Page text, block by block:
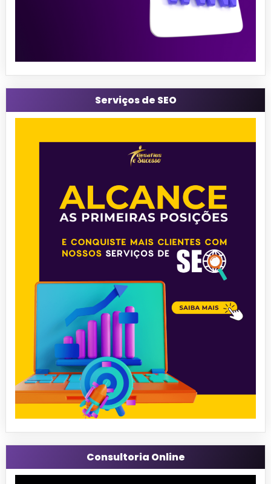
Serviços de SEO
Consultoria Online